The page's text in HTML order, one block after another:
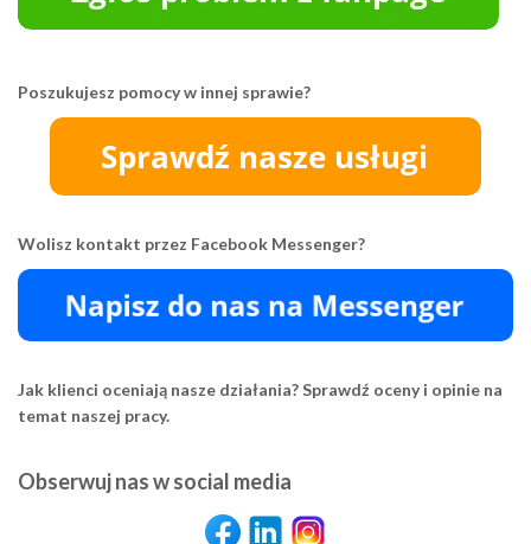
Poszukujesz pomocy w innej sprawie?
Wolisz kontakt przez Facebook Messenger?
Jak klienci oceniają nasze działania? Sprawdź oceny i opinie na
temat naszej pracy.
Obserwuj nas w social media